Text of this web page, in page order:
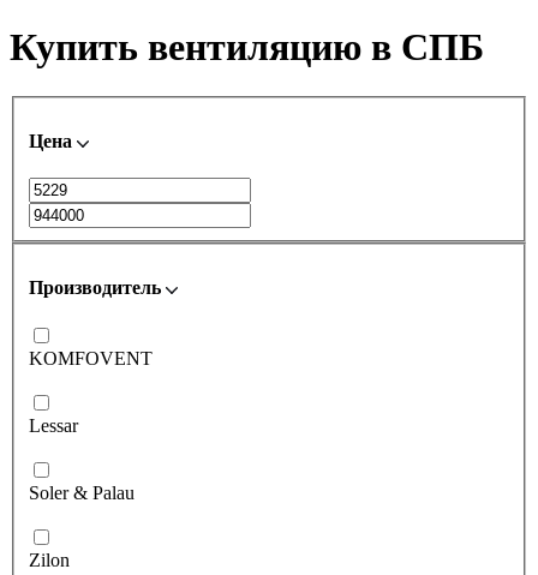
Купить вентиляцию в СПБ
Цена
Производитель
KOMFOVENT
Lessar
Soler & Palau
Zilon